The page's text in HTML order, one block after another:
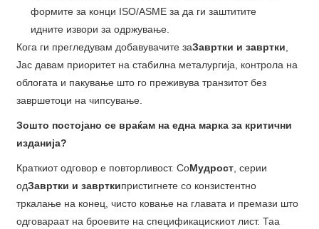
формите за конци ISO/ASME за да ги заштитите
идните извори за одржување.
Кога ги прегледувам добавувачите заЗавртки и завртки
Јас давам приоритет на стабилна металургија, контрола на
облогата и пакување што го преживува транзитот без
завршетоци на чипсување.
Зошто постојано се враќам на една марка за критични
изданија?
Краткиот одговор е повторливост. СоМудрост , серии
одЗавртки и заврткипристигнете со конзистентно
тркалање на конец, чисто ковање на главата и премази што
одговараат на броевите на спецификацискиот лист. Таа